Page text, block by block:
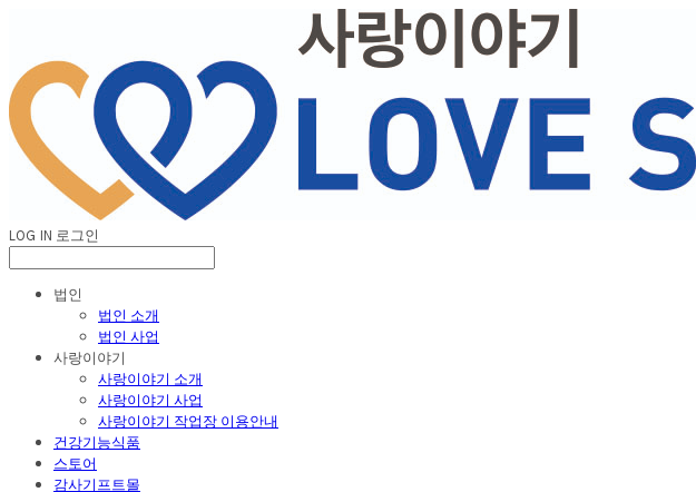
LOG IN 로그인
법인
법인 소개
법인 사업
사랑이야기
사랑이야기 소개
사랑이야기 사업
사랑이야기 작업장 이용안내
건강기능식품
스토어
감사기프트몰